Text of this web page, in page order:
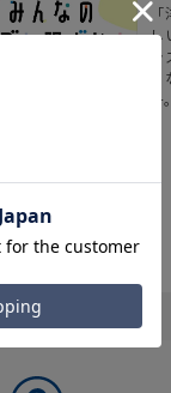
種、シーンなど
ゴト服の着用傾
「
し